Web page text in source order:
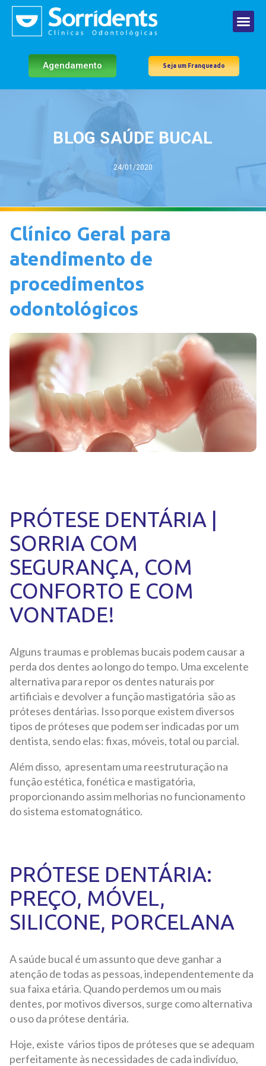
Agendamento Seja um Franqueado
BLOG SAÚDE BUCAL
24/01/2020
Clínico Geral para
atendimento de
procedimentos
odontológicos
PRÓTESE DENTÁRIA |
SORRIA COM
SEGURANÇA, COM
CONFORTO E COM
VONTADE!
Alguns traumas e problemas bucais podem causar a
perda dos dentes ao longo do tempo. Uma excelente
alternativa para repor os dentes naturais por
artificiais e devolver a função mastigatória são as
próteses dentárias. Isso porque existem diversos
tipos de próteses que podem ser indicadas por um
dentista, sendo elas: fixas, móveis, total ou parcial.
Além disso, apresentam uma reestruturação na
função estética, fonética e mastigatória,
proporcionando assim melhorias no funcionamento
do sistema estomatognático.
PRÓTESE DENTÁRIA:
PREÇO, MÓVEL,
SILICONE, PORCELANA
A saúde bucal é um assunto que deve ganhar a
atenção de todas as pessoas, independentemente da
sua faixa etária. Quando perdemos um ou mais
dentes, por motivos diversos, surge como alternativa
o uso da prótese dentária.
Hoje, existe vários tipos de próteses que se adequam
perfeitamente às necessidades de cada indivíduo,